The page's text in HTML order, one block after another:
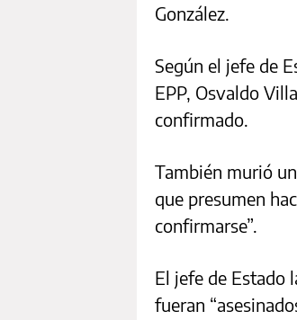
González.
Según el jefe de
EPP, Osvaldo
confirmado.
También murió
que presumen
confirmarse”.
El jefe de Estado
fueran